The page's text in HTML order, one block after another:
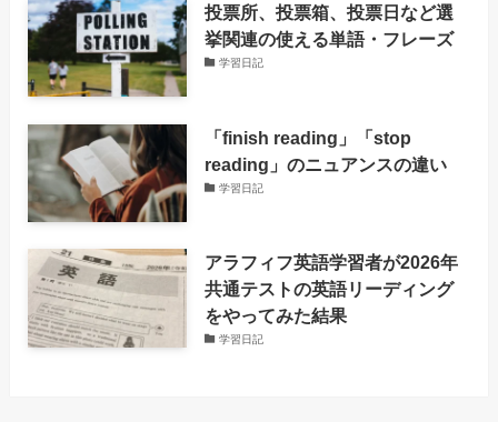
投票所、投票箱、投票日など選
挙関連の使える単語・フレーズ
学習日記
「finish reading」「stop
reading」のニュアンスの違い
学習日記
アラフィフ英語学習者が2026年
共通テストの英語リーディング
をやってみた結果
学習日記